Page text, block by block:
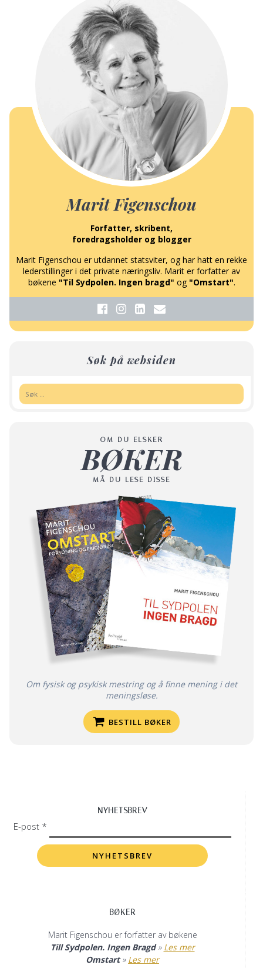
Marit Figenschou
Forfatter, skribent,
foredragsholder og blogger
Marit Figenschou er utdannet statsviter, og har hatt en rekke
lederstillinger i det private næringsliv. Marit er forfatter av
bøkene "Til Sydpolen. Ingen bragd" og "Omstart".
Søk på websiden
OM DU ELSKER
BØKER
MÅ DU LESE DISSE
Om fysisk og psykisk mestring og å finne mening i det
meningsløse.
BESTILL BØKER
NYHETSBREV
E-post *
BØKER
Marit Figenschou er forfatter av bøkene
Till Sydpolen. Ingen Bragd» Les mer
Omstart» Les mer